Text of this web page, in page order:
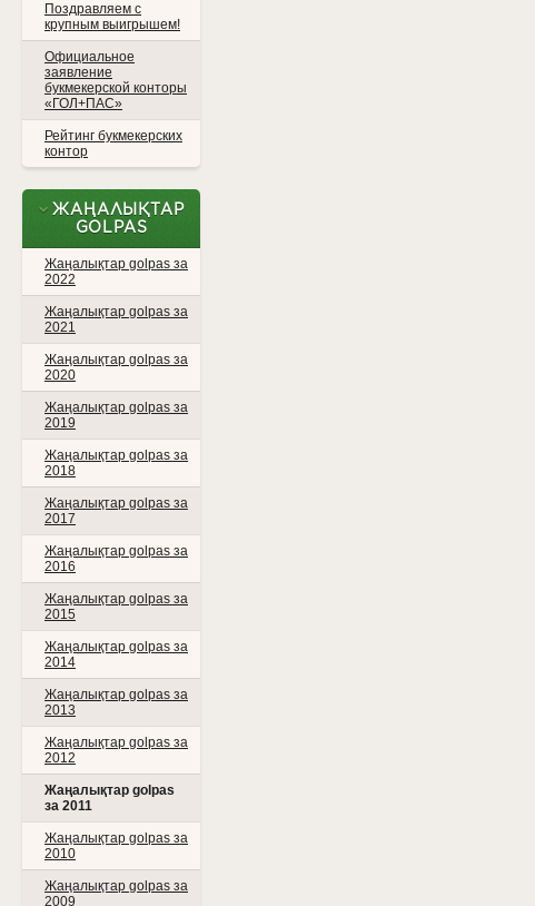
Поздравляем с
крупным выигрышем!
Официальное
заявление
букмекерской конторы
«ГОЛ+ПАС»
Рейтинг букмекерских
контор
ЖАҢАЛЫҚТАР
GOLPAS
Жаңалықтар golpas за
2022
Жаңалықтар golpas за
2021
Жаңалықтар golpas за
2020
Жаңалықтар golpas за
2019
Жаңалықтар golpas за
2018
Жаңалықтар golpas за
2017
Жаңалықтар golpas за
2016
Жаңалықтар golpas за
2015
Жаңалықтар golpas за
2014
Жаңалықтар golpas за
2013
Жаңалықтар golpas за
2012
Жаңалықтар golpas
за 2011
Жаңалықтар golpas за
2010
Жаңалықтар golpas за
2009